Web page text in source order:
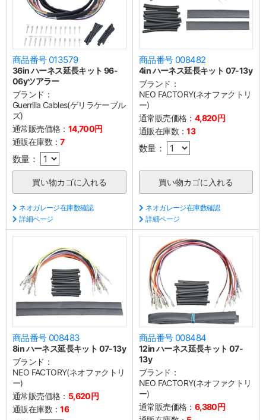
商品番号 013579
36in ハーネス延長キット 96-
06yツアラー
ブランド：
Guerrilla Cables(ゲリラケーブル
ズ)
通常販売価格： 14,700円
通販在庫数：7
数量：
ネオガレージ在庫数確認
詳細ページ
商品番号 008482
4in ハーネス延長キット 07-13y
ブランド：
NEO FACTORY(ネオファクトリ
ー)
通常販売価格： 4,820円
通販在庫数：13
数量：
ネオガレージ在庫数確認
詳細ページ
商品番号 008483
8in ハーネス延長キット 07-13y
ブランド：
NEO FACTORY(ネオファクトリ
ー)
通常販売価格： 5,620円
通販在庫数：16
商品番号 008484
12in ハーネス延長キット 07-
13y
ブランド：
NEO FACTORY(ネオファクトリ
ー)
通常販売価格： 6,380円